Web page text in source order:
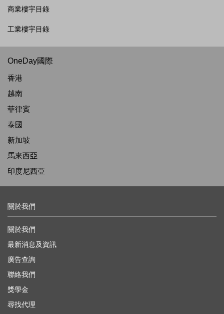
商業樓宇目錄
工業樓宇目錄
OneDay國際
香港
越南
菲律賓
泰國
新加坡
馬來西亞
印度尼西亞
關於我們
關於我們
最新消息及資訊
廣告查詢
聯絡我們
獎學金
尋找代理